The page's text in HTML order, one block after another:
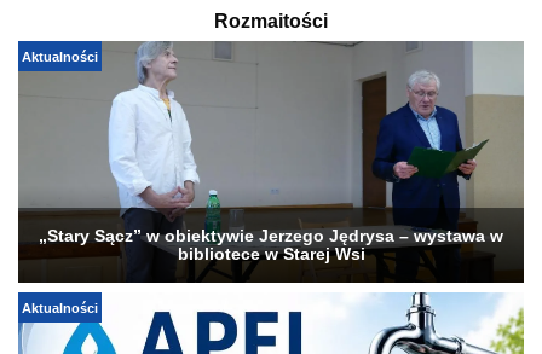
Rozmaitości
Aktualności
„Stary Sącz” w obiektywie Jerzego Jędrysa – wystawa w
bibliotece w Starej Wsi
Aktualności